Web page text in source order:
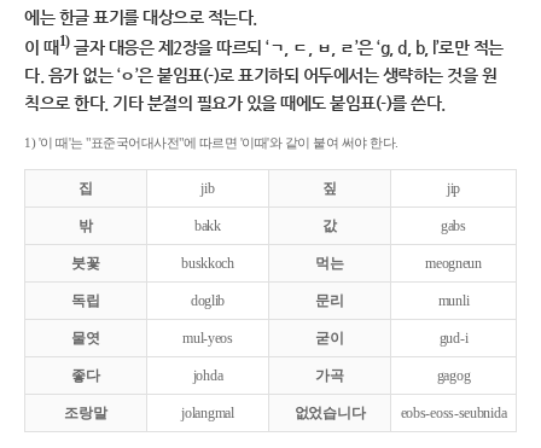
에는 한글 표기를 대상으로 적는다.
이 때1)글자 대응은 제2장을 따르되 ‘ㄱ, ㄷ, ㅂ, ㄹ’은 ‘g, d, b, l’로만 적는
다. 음가 없는 ‘ㅇ’은 붙임표(-)로 표기하되 어두에서는 생략하는 것을 원
칙으로 한다. 기타 분절의 필요가 있을 때에도 붙임표(-)를 쓴다.
1) '이 때'는 "표준국어대사전"에 따르면 '이때'와 같이 붙여 써야 한다.
집 jib 짚 jip
밖 bakk 값 gabs
붓꽃 buskkoch 먹는 meogneun
독립 doglib 문리 munli
물엿 mul-yeos 굳이 gud-i
좋다 johda 가곡 gagog
조랑말 jolangmal 없었습니다 eobs-eoss-seubnida